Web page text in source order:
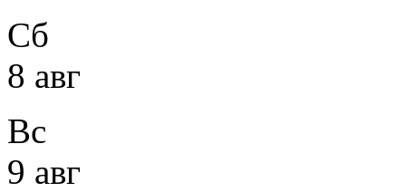
Сб
8 авг
Вс
9 авг